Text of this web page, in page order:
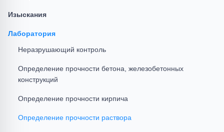
Изыскания
Лаборатория
Неразрушающий контроль
Определение прочности бетона, железобетонных
конструкций
Определение прочности кирпича
Определение прочности раствора